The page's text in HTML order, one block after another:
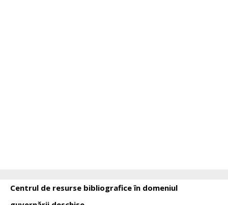
Centrul de resurse bibliografice în domeniul